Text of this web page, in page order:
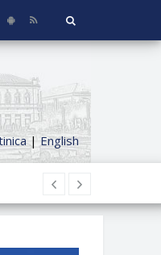
|English